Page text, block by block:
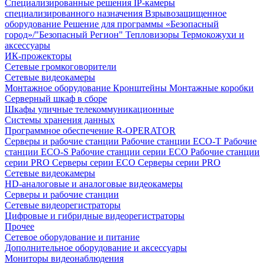
Специализированные решения IP-камеры
специализированного назначения Взрывозащищенное
оборудование Решение для программы «Безопасный
город»/"Безопасный Регион" Тепловизоры Термокожухи и
аксессуары
ИК-прожекторы
Сетевые громкоговорители
Сетевые видеокамеры
Монтажное оборудование Кронштейны Монтажные коробки
Серверный шкаф в сборе
Шкафы уличные телекоммуникационные
Системы хранения данных
Программное обеспечение R-OPERATOR
Серверы и рабочие станции Рабочие станции ECO-T Рабочие
станции ECO-S Рабочие станции серии ECO Рабочие станции
серии PRO Серверы серии ECO Серверы серии PRO
Сетевые видеокамеры
HD-аналоговые и аналоговые видеокамеры
Серверы и рабочие станции
Сетевые видеорегистраторы
Цифровые и гибридные видеорегистраторы
Прочее
Сетевое оборудование и питание
Дополнительное оборудование и аксессуары
Мониторы видеонаблюдения